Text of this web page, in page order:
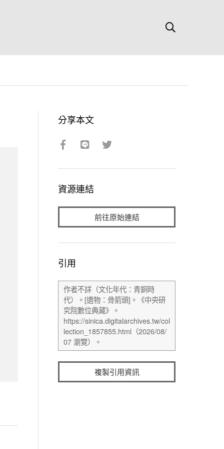
分享本文
資源連結
前往原始連結
引用
複製引用資訊